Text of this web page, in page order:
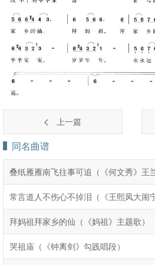
上一篇
同名曲谱
叠纸雁雁南飞往事可追（《何文秀》王
常言道人不伤心不掉泪（《王熙凤大闹
拜妈祖拜家乡的仙（《妈祖》主题歌）
哭祖庙（《钟离剑》勾践唱段）